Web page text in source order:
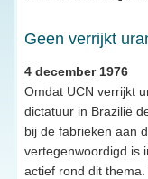
Geen verrijkt
4 december 1976
Omdat UCN verrijkt
dictatuur in Brazilië
bij de fabrieken aan
vertegenwoordigd is
actief rond dit